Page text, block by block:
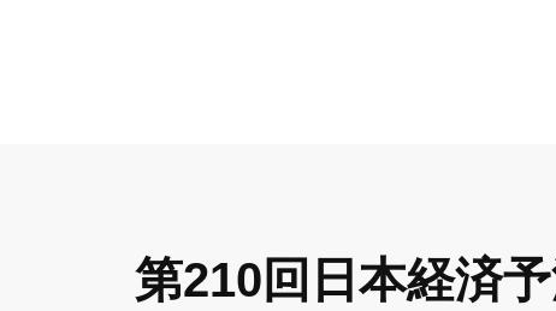
第210回日本経済予